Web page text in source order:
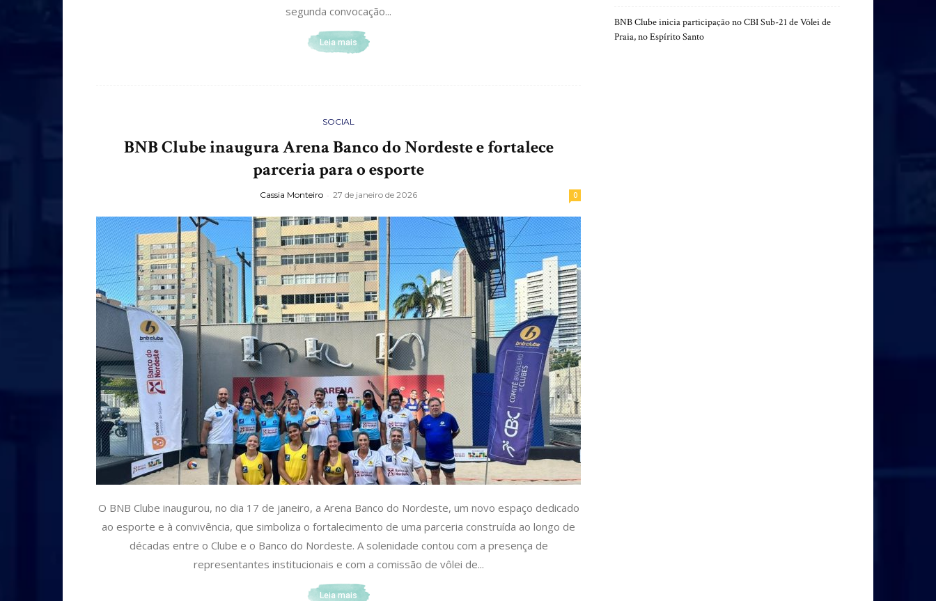
segunda convocação...
Leia mais
SOCIAL
BNB Clube inaugura Arena Banco do Nordeste e fortalece
parceria para o esporte
Cassia Monteiro - 27 de janeiro de 2026 0
O BNB Clube inaugurou, no dia 17 de janeiro, a Arena Banco do Nordeste, um novo espaço dedicado
ao esporte e à convivência, que simboliza o fortalecimento de uma parceria construída ao longo de
décadas entre o Clube e o Banco do Nordeste. A solenidade contou com a presença de
representantes institucionais e com a comissão de vôlei de...
Leia mais
BNB Clube inicia participação no CBI Sub-21 de Vôlei de
Praia, no Espírito Santo